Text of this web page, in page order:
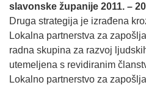
slavonske županije 2011. –
Druga strategija je izrađena
Lokalna partnerstva za
radna skupina za razvoj
utemeljena s revidiranim
Lokalno partnerstvo za